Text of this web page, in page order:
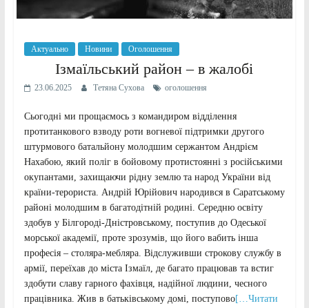
Актуально Новини Оголошення
Ізмаїльський район – в жалобі
23.06.2025 Тетяна Сухова оголошення
Сьогодні ми прощаємось з командиром відділення
протитанкового взводу роти вогневої підтримки другого
штурмового батальйону молодшим сержантом Андрієм
Нахабою, який поліг в бойовому протистоянні з російськими
окупантами, захищаючи рідну землю та народ України від
країни-терориста. Андрій Юрійович народився в Саратському
районі молодшим в багатодітній родині. Середню освіту
здобув у Білгороді-Дністровському, поступив до Одеської
морської академії, проте зрозумів, що його вабить інша
професія – столяра-мебляра. Відслуживши строкову службу в
армії, переїхав до міста Ізмаїл, де багато працював та встиг
здобути славу гарного фахівця, надійної людини, чесного
працівника. Жив в батьківському домі, поступово[…Читати